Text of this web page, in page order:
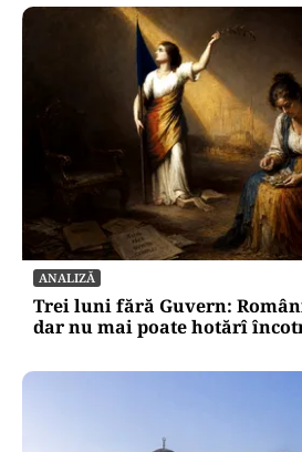
ANALIZĂ
Trei luni fără Guvern:
dar nu mai poate hotărî